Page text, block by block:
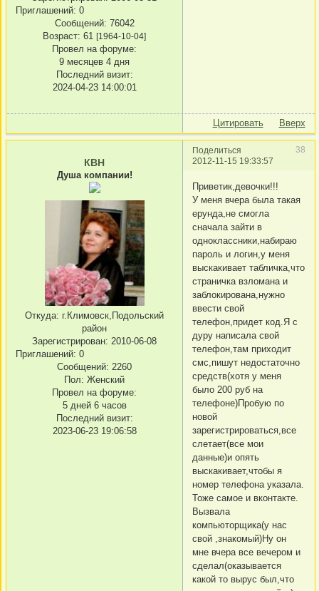
Приглашений: 0
Сообщений: 76042
Возраст: 61 [1964-10-04]
Провел на форуме:
9 месяцев 4 дня
Последний визит:
2024-04-23 14:00:01
Цитировать Вверх
Поделиться
38
2012-11-15 19:33:57
КВН
Душа компании!
Откуда: г.Климовск,Подольский
район
Зарегистрирован: 2010-06-08
Приглашений: 0
Сообщений: 2260
Пол: Женский
Провел на форуме:
5 дней 6 часов
Последний визит:
2023-06-23 19:06:58
Приветик,девочки!!!
У меня вчера была такая
ерунда,не смогла
сначала зайти в
одноклассники,набираю
пароль и логин,у меня
выскакивает табличка,что
страничка взломана и
заблокирована,нужно
ввести свой
телефон,придет код.Я с
дуру написала свой
телефон,там приходит
смс,пишут недостаточно
средств(хотя у меня
было 200 руб на
телефоне)Пробую по
новой
зарегистрироваться,все
слетает(все мои
данные)и опять
выскакивает,чтобы я
номер телефона указала.
Тоже самое и вконтакте.
Вызвала
компьюторщика(у нас
свой ,знакомый)Ну он
мне вчера все вечером и
сделал(оказывается
какой то вырус был,что